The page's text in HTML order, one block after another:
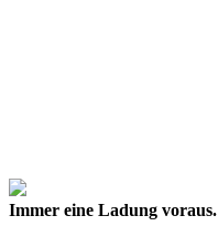
Immer eine Ladung voraus.